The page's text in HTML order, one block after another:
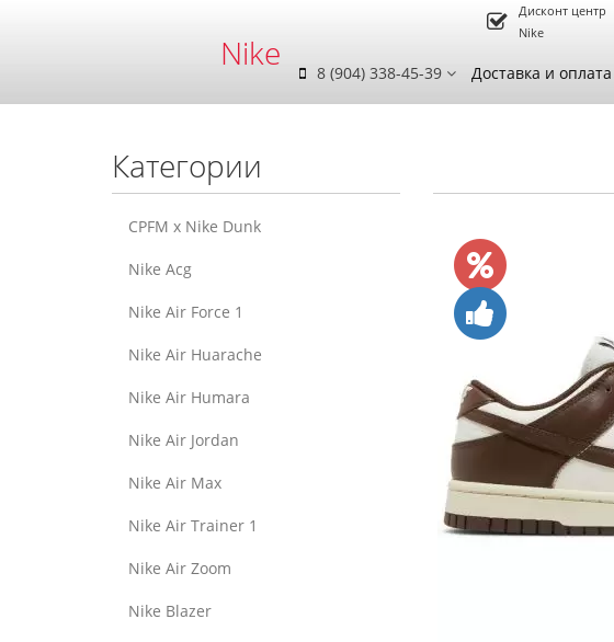
Nike
Дисконт центр
Nike
8 (904) 338-45-39 Доставка и оплата
Категории
CPFM x Nike Dunk
Nike Acg
Nike Air Force 1
Nike Air Huarache
Nike Air Humara
Nike Air Jordan
Nike Air Max
Nike Air Trainer 1
Nike Air Zoom
Nike Blazer